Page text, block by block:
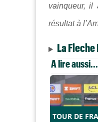
vainqueur, il
résultat à
La
A lire aussi...
TOUR DE